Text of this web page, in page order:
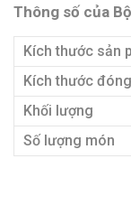
Thông số của
Kích thước sản
Kích thước
Khối lượng
Số lượng món